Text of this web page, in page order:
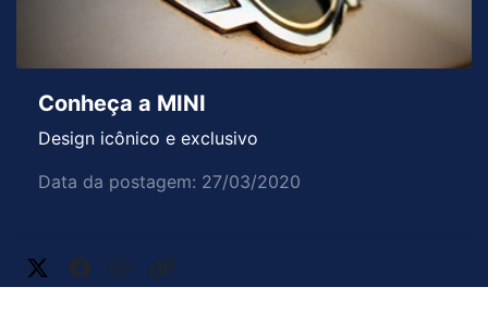
Conheça a MINI
Design icônico e exclusivo
Data da postagem: 27/03/2020